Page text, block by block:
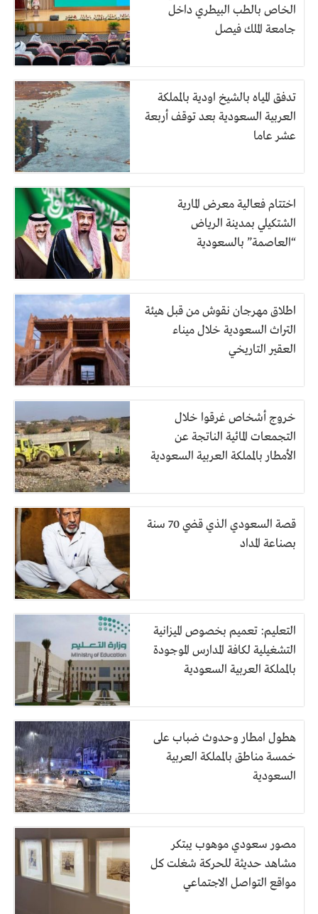
الخاص بالطب البيطري داخل
جامعة الملك فيصل
تدفق المياه بالشيخ اودية بالمملكة
العربية السعودية بعد توقف أربعة
عشر عاما
اختتام فعالية معرض المارية
الشتكيلي بمدينة الرياض
“العاصمة” بالسعودية
اطلاق مهرجان نقوش من قبل هيئة
التراث السعودية خلال ميناء
العقير التاريخي
خروج أشخاص غرقوا خلال
التجمعات المائية الناتجة عن
الأمطار بالمملكة العربية السعودية
قصة السعودي الذي قضي 70 سنة
بصناعة المداد
التعليم: تعميم بخصوص الميزانية
التشغيلية لكافة المدارس الموجودة
بالمملكة العربية السعودية
هطول امطار وحدوث ضباب على
خمسة مناطق بالمملكة العربية
السعودية
مصور سعودي موهوب يبتكر
مشاهد حديثة للحركة شغلت كل
مواقع التواصل الاجتماعي